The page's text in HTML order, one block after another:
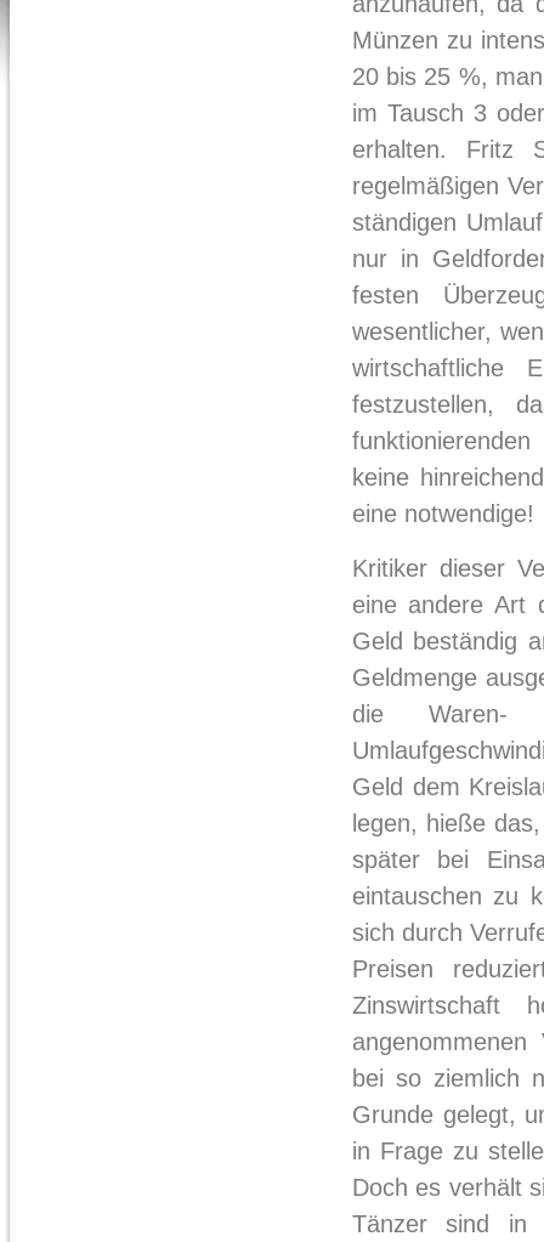
Münzen zu
20 bis 25 %,
im Tausch 3
erhalten. Fritz
regelmäßigen
ständigen
nur in
festen
wesentlicher,
wirtschaftliche
festzustellen,
keine
eine notwendige!
Kritiker dieser
eine andere Art
Geld beständig
Geldmenge
die Waren-
Geld dem
legen, hieße
später bei
eintauschen zu
sich durch
Preisen
Zinswirtschaft
bei so ziemlich
Grunde gelegt,
in Frage zu
Doch es verhält
Tänzer sind in